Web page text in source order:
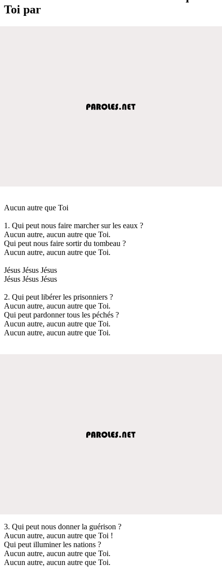
Toi par
Aucun autre que Toi
1. Qui peut nous faire marcher sur les eaux ?
Aucun autre, aucun autre que Toi.
Qui peut nous faire sortir du tombeau ?
Aucun autre, aucun autre que Toi.
Jésus Jésus Jésus
Jésus Jésus Jésus
2. Qui peut libérer les prisonniers ?
Aucun autre, aucun autre que Toi.
Qui peut pardonner tous les péchés ?
Aucun autre, aucun autre que Toi.
Aucun autre, aucun autre que Toi.
3. Qui peut nous donner la guérison ?
Aucun autre, aucun autre que Toi !
Qui peut illuminer les nations ?
Aucun autre, aucun autre que Toi.
Aucun autre, aucun autre que Toi.